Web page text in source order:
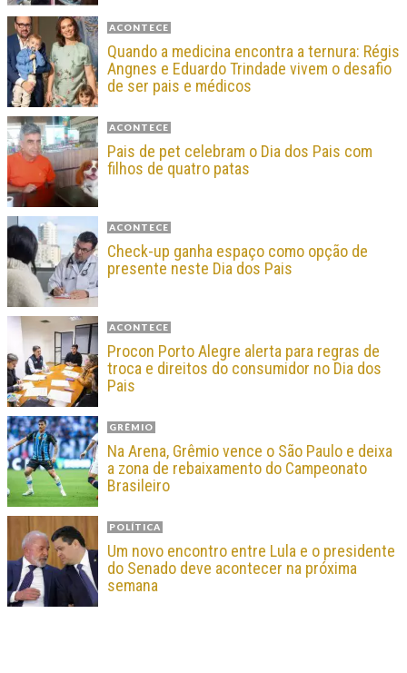
ACONTECE
Quando a medicina encontra a ternura: Régis
Angnes e Eduardo Trindade vivem o desafio
de ser pais e médicos
ACONTECE
Pais de pet celebram o Dia dos Pais com
filhos de quatro patas
ACONTECE
Check-up ganha espaço como opção de
presente neste Dia dos Pais
ACONTECE
Procon Porto Alegre alerta para regras de
troca e direitos do consumidor no Dia dos
Pais
GRÊMIO
Na Arena, Grêmio vence o São Paulo e deixa
a zona de rebaixamento do Campeonato
Brasileiro
POLÍTICA
Um novo encontro entre Lula e o presidente
do Senado deve acontecer na próxima
semana